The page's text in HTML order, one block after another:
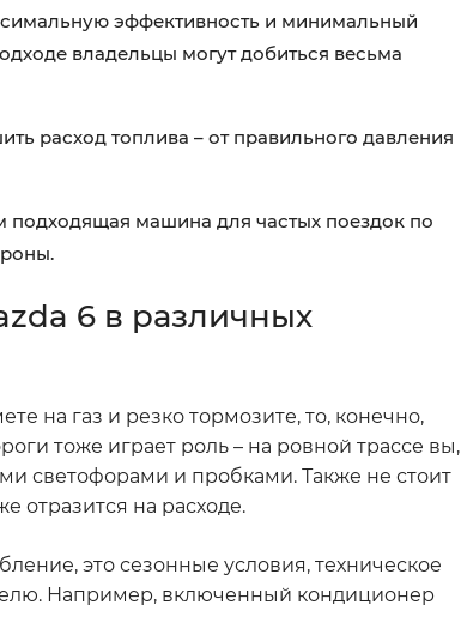
эффективность и минимальный
владельцы могут добиться весьма
расход топлива – от правильного давления
подходящая машина для частых поездок по
6 в различных
на газ и резко тормозите, то, конечно,
тоже играет роль – на ровной трассе вы,
светофорами и пробками. Также не стоит
отразится на расходе.
это сезонные условия, техническое
Например, включенный кондиционер